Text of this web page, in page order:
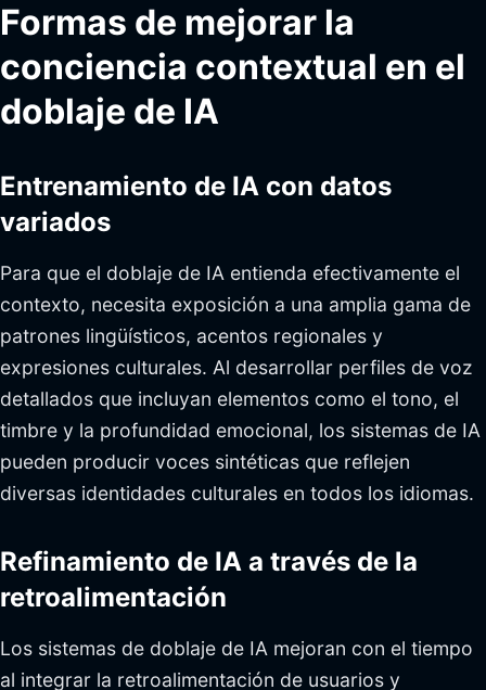
Formas de mejorar la
conciencia contextual en el
doblaje de IA
Entrenamiento de IA con datos
variados
Para que el doblaje de IA entienda efectivamente el
contexto, necesita exposición a una amplia gama de
patrones lingüísticos, acentos regionales y
expresiones culturales. Al desarrollar perfiles de voz
detallados que incluyan elementos como el tono, el
timbre y la profundidad emocional, los sistemas de IA
pueden producir voces sintéticas que reflejen
diversas identidades culturales en todos los idiomas.
Refinamiento de IA a través de la
retroalimentación
Los sistemas de doblaje de IA mejoran con el tiempo
al integrar la retroalimentación de usuarios y